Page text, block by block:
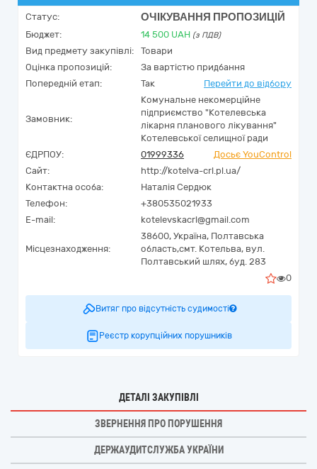
Статус: ОЧІКУВАННЯ ПРОПОЗИЦІЙ
Бюджет: 14 500 UAH (з ПДВ)
Вид предмету закупівлі:
Товари
Оцінка пропозицій:
За вартістю придбання
Попередній етап:
Так Перейти до відбору
Замовник:
Комунальне некомерційне
підприємство "Котелевська
лікарня планового лікування"
Котелевської селищної ради
ЄДРПОУ:
01999336
Досьє YouControl
Сайт:
http://kotelva-crl.pl.ua/
Контактна особа:
Наталія Сердюк
Телефон:
+380535021933
E-mail:
kotelevskacrl@gmail.com
Місцезнаходження:
38600, Україна, Полтавська
область,смт. Котельва, вул.
Полтавський шлях, буд. 283
0
Витяг про відсутність судимості
Реєстр корупційних порушників
ДЕТАЛІ ЗАКУПІВЛІ
ЗВЕРНЕННЯ ПРО ПОРУШЕННЯ
ДЕРЖАУДИТСЛУЖБА УКРАЇНИ